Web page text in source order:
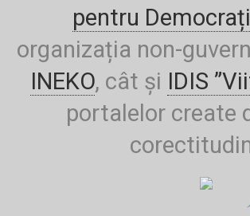
pentru
organizația non-
INEKO, cât și IDIS
portalelor create